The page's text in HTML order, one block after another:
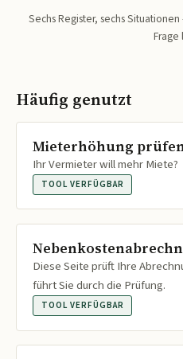
Sechs Register, sechs
Frage
Häufig genutzt
Mieterhöhung
Ihr Vermieter will mehr Miete?
TOOL VERFÜGBAR
Diese Seite prüft Ihre
führt Sie durch die Prüfung.
TOOL VERFÜGBAR